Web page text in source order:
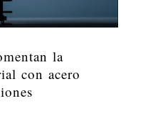
la
con acero